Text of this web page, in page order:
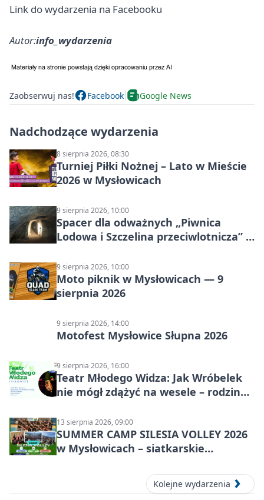
Link do wydarzenia na Facebooku
Autor:info_wydarzenia
Zaobserwuj nas! Facebook Google News
Nadchodzące wydarzenia
8 sierpnia 2026, 08:30
Turniej Piłki Nożnej – Lato w Mieście
2026 w Mysłowicach
9 sierpnia 2026, 10:00
Spacer dla odważnych „Piwnica
Lodowa i Szczelina przeciwlotnicza” –
9 sierpnia 2026, 10:00
Moto piknik w Mysłowicach — 9
sierpnia 2026
9 sierpnia 2026, 14:00
Motofest Mysłowice Słupna 2026
9 sierpnia 2026, 16:00
Teatr Młodego Widza: Jak Wróbelek
nie mógł zdążyć na wesele – rodzinny
13 sierpnia 2026, 09:00
SUMMER CAMP SILESIA VOLLEY 2026
w Mysłowicach – siatkarskie
Kolejne wydarzenia